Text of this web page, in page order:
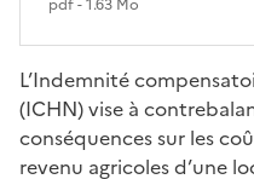
L’Indemnité
(ICHN) vise à
conséquences sur les
revenu agricoles d’une